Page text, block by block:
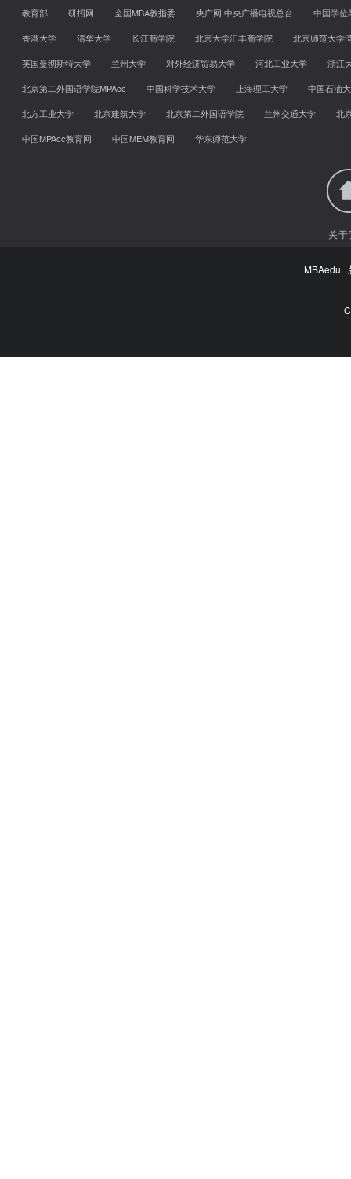
教育部 研招网 全国MBA教指委 央广网·中央广播电视总台
中国学位
香港大学
清华大学 长江商学院 北京大学汇丰商学院
北京师范大学
英国曼彻斯特大学
兰州大学 对外经济贸易大学 河北工业大学
浙江
北京第二外国语学院MPAcc
中国科学技术大学 上海理工大学
中国石油
北方工业大学
北京建筑大学 北京第二外国语学院 兰州交通大学
北
中国MPAcc教育网
中国MEM教育网 华东师范大学
关
MBAedu